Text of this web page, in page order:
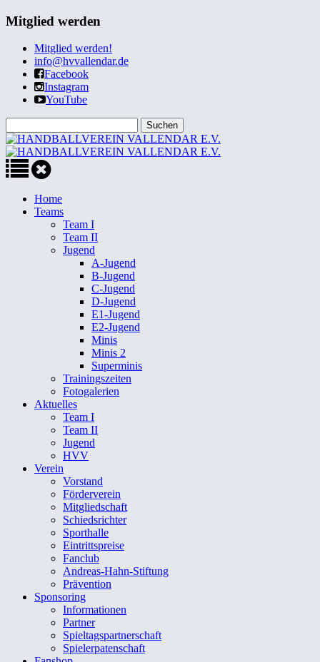
Mitglied werden
Mitglied werden!
info@hvvallendar.de
Facebook
Instagram
YouTube
Home
Teams
Team I
Team II
Jugend
A-Jugend
B-Jugend
C-Jugend
D-Jugend
E1-Jugend
E2-Jugend
Minis
Minis 2
Superminis
Trainingszeiten
Fotogalerien
Aktuelles
Team I
Team II
Jugend
HVV
Verein
Vorstand
Förderverein
Mitgliedschaft
Schiedsrichter
Sporthalle
Eintrittspreise
Fanclub
Andreas-Hahn-Stiftung
Prävention
Sponsoring
Informationen
Partner
Spieltagspartnerschaft
Spielerpatenschaft